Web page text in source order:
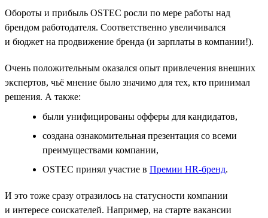
Обороты и прибыль OSTEC росли по мере работы над
брендом работодателя. Соответственно увеличивался
и бюджет на продвижение бренда (и зарплаты в компании!).
Очень положительным оказался опыт привлечения внешних
экспертов, чьё мнение было значимо для тех, кто принимал
решения. А также:
были унифицированы офферы для кандидатов,
создана ознакомительная презентация со всеми
преимуществами компании,
OSTEC принял участие в Премии HR‑бренд.
И это тоже сразу отразилось на статусности компании
и интересе соискателей. Например, на старте вакансии